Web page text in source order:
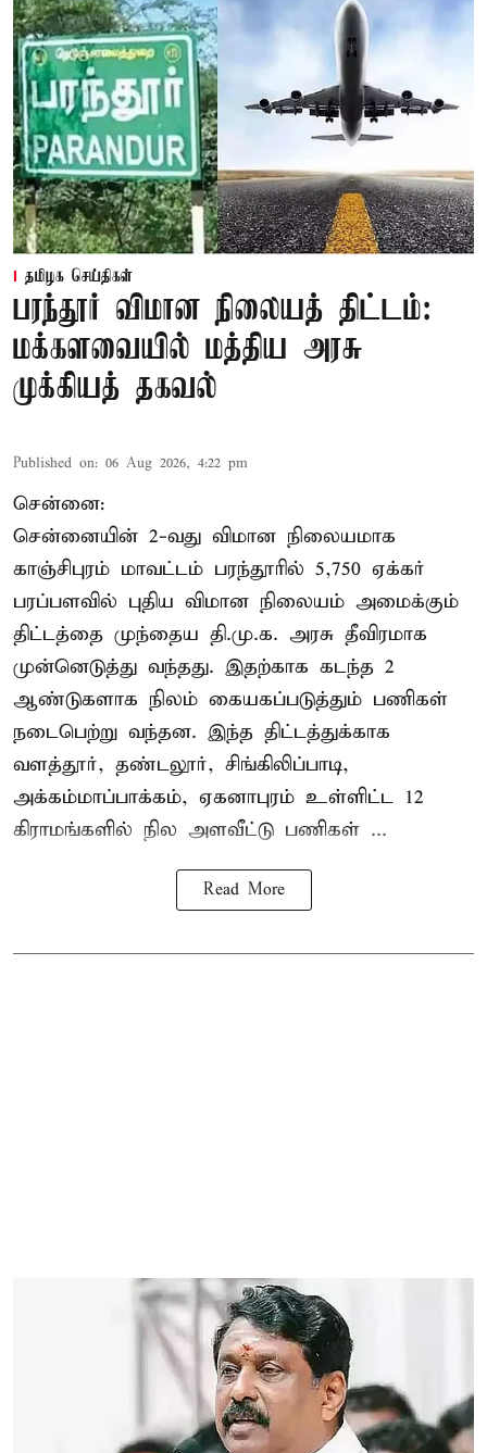
தமிழக செய்திகள்
பரந்தூர் விமான நிலையத் திட்டம்:
மக்களவையில் மத்திய அரசு
முக்கியத் தகவல்
Published on: 06 Aug 2026, 4:22 pm
சென்னை:
சென்னையின் 2-வது விமான நிலையமாக
காஞ்சிபுரம் மாவட்டம் பரந்தூரில் 5,750 ஏக்கர்
பரப்பளவில் புதிய விமான நிலையம் அமைக்கும்
திட்டத்தை முந்தைய தி.மு.க. அரசு தீவிரமாக
முன்னெடுத்து வந்தது. இதற்காக கடந்த 2
ஆண்டுகளாக நிலம் கையகப்படுத்தும் பணிகள்
நடைபெற்று வந்தன. இந்த திட்டத்துக்காக
வளத்தூர், தண்டலூர், சிங்கிலிப்பாடி,
அக்கம்மாப்பாக்கம், ஏகனாபுரம் உள்ளிட்ட 12
கிராமங்களில் நில அளவீட்டு பணிகள் ...
Read More